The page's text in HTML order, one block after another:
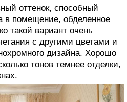
оттенок, способный
в помещение, обделенное
такой вариант очень
с другими цветами и
дизайна. Хорошо
тонов темнее отделки,